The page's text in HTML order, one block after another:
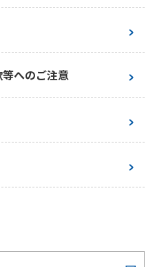
確認の取り組み
ビス
約款）
ティ
ービス向上の取組み
へのご注意